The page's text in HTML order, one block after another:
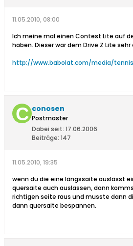
11.05.2010, 08:00
Ich meine mal einen Contest Lite auf
haben. Dieser war dem Drive Z Lite sehr
http://www.babolat.com/media/
conosen
Postmaster
Dabei seit: 17.06.2006
Beiträge: 147
11.05.2010, 19:35
wenn du die eine längssaite auslässt
quersaite auch auslassen, dann
richtigen seite raus und musste dann
dann quersaite bespannen.